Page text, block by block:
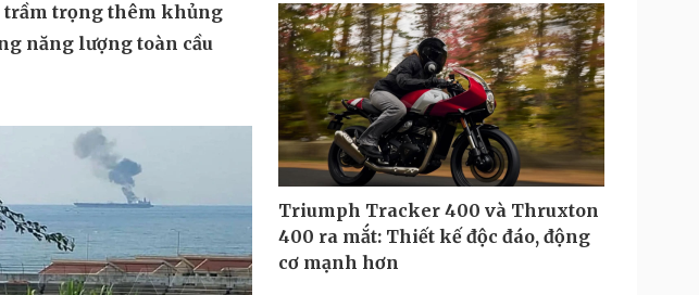
trầm trọng thêm khủng
năng lượng toàn cầu
Triumph Tracker 400 và Thruxton
400 ra mắt: Thiết kế độc đáo, động
cơ mạnh hơn